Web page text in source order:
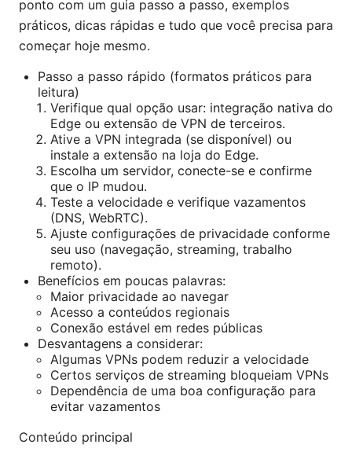
ponto com um guia passo a passo, exemplos
práticos, dicas rápidas e tudo que você precisa para
começar hoje mesmo.
Passo a passo rápido (formatos práticos para
leitura)
Verifique qual opção usar: integração nativa do
Edge ou extensão de VPN de terceiros.
Ative a VPN integrada (se disponível) ou
instale a extensão na loja do Edge.
Escolha um servidor, conecte-se e confirme
que o IP mudou.
Teste a velocidade e verifique vazamentos
(DNS, WebRTC).
Ajuste configurações de privacidade conforme
seu uso (navegação, streaming, trabalho
remoto).
Benefícios em poucas palavras:
Maior privacidade ao navegar
Acesso a conteúdos regionais
Conexão estável em redes públicas
Desvantagens a considerar:
Algumas VPNs podem reduzir a velocidade
Certos serviços de streaming bloqueiam VPNs
Dependência de uma boa configuração para
evitar vazamentos
Conteúdo principal